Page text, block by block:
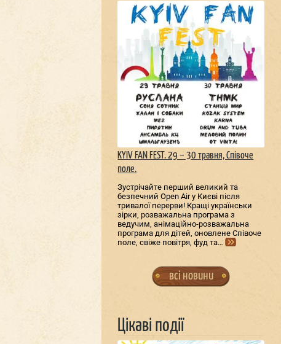
KYIV FAN FEST. 29 – 30 травня, Співоче
поле.
Зустрічайте перший великий та
безпечний Open Air у Києві після
тривалої перерви! Кращі українськи
зірки, розважальна програма з
ведучим, анімаційно-розважальна
програма для дітей, оновлене Співоче
поле, свіже повітря, фуд та…
всі новини
Цікаві події